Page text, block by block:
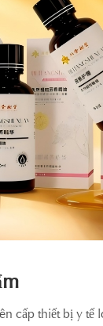
cấp thiết bị y tế